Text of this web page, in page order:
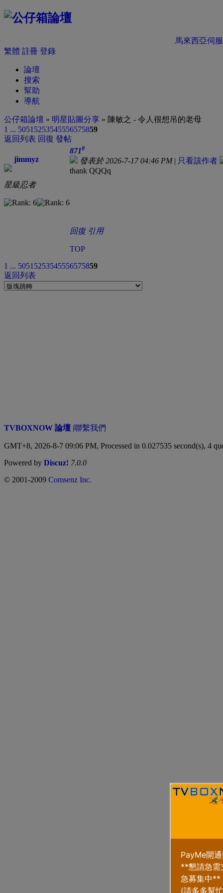
馬來西亞伺
繁體 註冊 登錄
論壇
搜索
幫助
導航
公仔箱論壇 » 明星貼圖分享 » 陳敏之 - 令人很想吊的老母
1 ... 5051 5253545556575859
返回列表 回復 發帖
jimmyz
星級忍者
871#
發表於 2026-7-17 04:46 PM| 只看該作者
thank QQQq
回復 引用
TOP
1 ... 5051 5253545556575859
返回列表
TVBOXNOW 論壇 |聯繫我們
GMT+8, 2026-8-7 09:06 PM, Processed in 0.027535 second(s), 4
Powered by Discuz! 7.0.0
© 2001-2009 Comsenz Inc.